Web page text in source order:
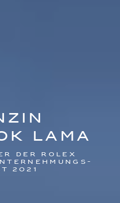
LAMA
der Rolex
2021